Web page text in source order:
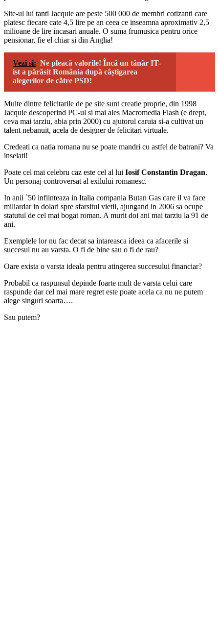
Site-ul lui tanti Jacquie are peste 500 000 de membri cotizanti care
platesc fiecare cate 4,5 lire pe an ceea ce inseamna aproximativ 2,5
milioane de lire incasari anuale. O suma frumusica pentru orice
pensionar, fie el chiar si din Anglia!
Vezi si: Ne pleacă valorile! Încă un tânăr IT-
ist a părăsit România după câștigarea
alegerilor de către PSD!
Multe dintre felicitarile de pe site sunt creatie proprie, din 1998
Jacquie descoperind PC-ul si mai ales Macromedia Flash (e drept,
ceva mai tarziu, abia prin 2000) cu ajutorul caruia si-a cultivat un
talent nebanuit, acela de designer de felicitari virtuale.
Credeati ca natia romana nu se poate mandri cu astfel de batrani? Va
inselati!
Poate cel mai celebru caz este cel al lui Iosif Constantin Dragan.
Un personaj controversat al exilului romanesc.
In anii `50 infiinteaza in Italia compania Butan Gas care il va face
miliardar in dolari spre sfarsitul vietii, ajungand in 2006 sa ocupe
statutul de cel mai bogat roman. A murit doi ani mai tarziu la 91 de
ani.
Exemplele lor nu fac decat sa intareasca ideea ca afacerile si
succesul nu au varsta. O fi de bine sau o fi de rau?
Oare exista o varsta ideala pentru atingerea succesului financiar?
Probabil ca raspunsul depinde foarte mult de varsta celui care
raspunde dar cel mai mare regret este poate acela ca nu ne putem
alege singuri soarta….
Sau putem?